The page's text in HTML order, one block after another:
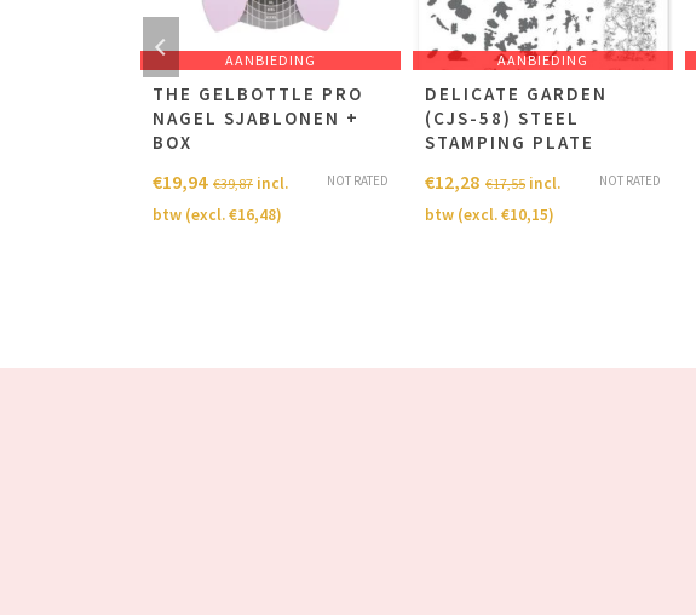
AANBIEDING
THE GELBOTTLE PRO
NAGEL SJABLONEN +
BOX
NOT RATED
€39,87
€19,94
incl.
btw (excl.€16,48)
AANBIEDING
DELICATE GARDEN
(CJS-58) STEEL
STAMPING PLATE
NOT RATED
€17,55
€12,28
incl.
btw (excl.€10,15)